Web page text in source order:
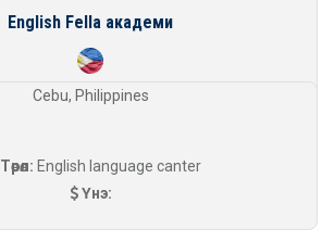
English Fella академи
Cebu, Philippines
Төрөл: English language canter
Үнэ: